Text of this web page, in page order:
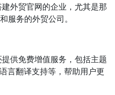
外贸官网的企业，尤其是那
服务的外贸公司。
供免费增值服务，包括主题
言翻译支持等，帮助用户更